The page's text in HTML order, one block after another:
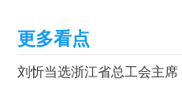
刘忻当选浙江省总工会主席